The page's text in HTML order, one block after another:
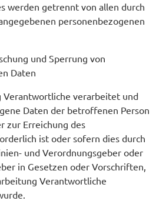
werden getrennt von allen durch
personenbezogenen
und Sperrung von
Daten
Verantwortliche verarbeitet und
Daten der betroffenen Person
zur Erreichung des
ist oder sofern dies durch
und Verordnungsgeber oder
in Gesetzen oder Vorschriften,
Verantwortliche